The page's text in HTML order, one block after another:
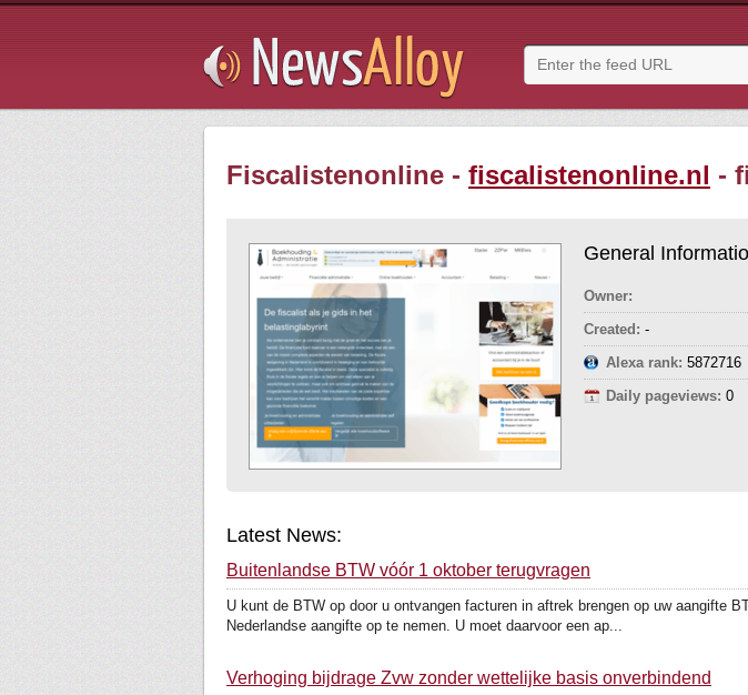
Fiscalistenonline - fiscalistenonline.nl -
General
Owner:
Created: -
Alexa rank: 5872716
Daily pageviews: 0
Latest News:
Buitenlandse BTW vóór 1 oktober terugvragen
U kunt de BTW op door u ontvangen facturen in aftrek brengen op uw aangifte
Nederlandse aangifte op te nemen. U moet daarvoor een ap...
Verhoging bijdrage Zvw zonder wettelijke basis onverbindend